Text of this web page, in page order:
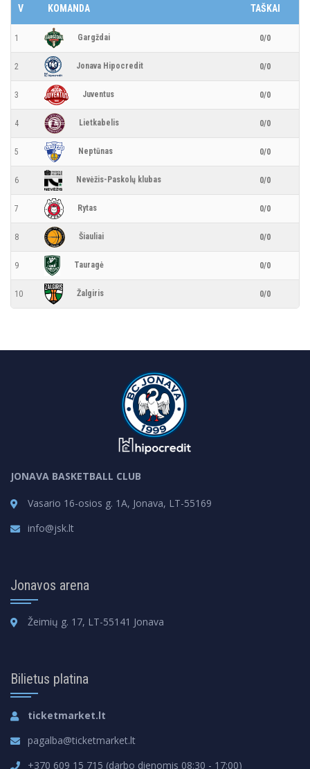
V KOMANDA TAŠKAI
1 Gargždai 0/0
2 Jonava Hipocredit 0/0
3 Juventus 0/0
4 Lietkabelis 0/0
5 Neptūnas 0/0
6 Nevėžis-Paskolų klubas 0/0
7 Rytas 0/0
8 Šiauliai 0/0
9 Tauragė 0/0
10 Žalgiris 0/0
JONAVA BASKETBALL CLUB
Vasario 16-osios g. 1A, Jonava, LT-55169
info@jsk.lt
Jonavos arena
Žeimių g. 17, LT-55141 Jonava
Bilietus platina
ticketmarket.lt
pagalba@ticketmarket.lt
+370 609 15 715 (darbo dienomis 08:30 - 17:00)